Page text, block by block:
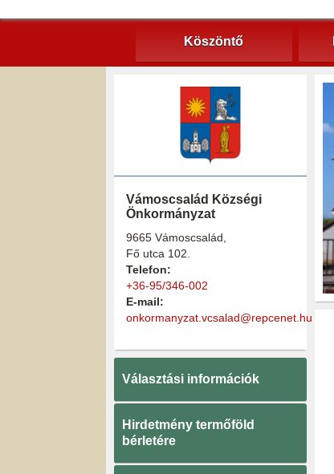
Köszöntő
Vámoscsalád Községi
Önkormányzat
9665 Vámoscsalád,
Fő utca 102.
Telefon:
+36-95/346-002
E-mail:
onkormanyzat.vcsalad@repcenet.hu
Választási információk
Hirdetmény termőföld
bérletére